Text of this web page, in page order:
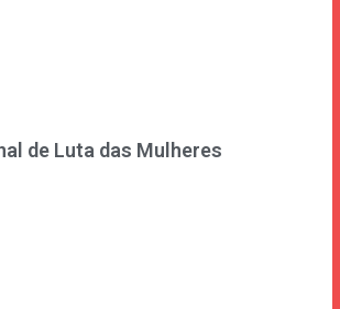
de Luta das Mulheres